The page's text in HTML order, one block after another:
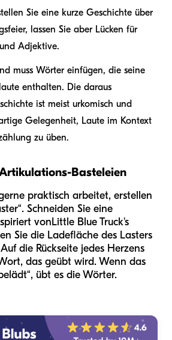
Sie eine kurze Geschichte über
lassen Sie aber Lücken für
Adjektive.
muss Wörter einfügen, die seine
enthalten. Die daraus
ist meist urkomisch und
Gelegenheit, Laute im Kontext
zu üben.
Basteleien
praktisch arbeitet, erstellen
Schneiden Sie eine
vonLittle Blue Truck's
Sie die Ladefläche des Lasters
die Rückseite jedes Herzens
das geübt wird. Wenn das
übt es die Wörter.